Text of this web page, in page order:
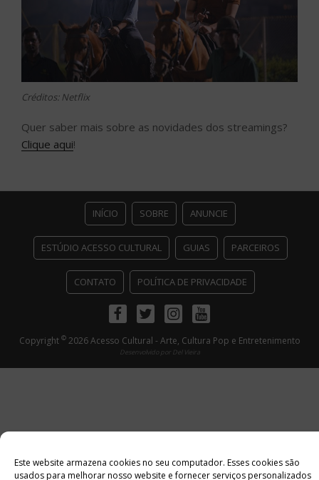
Este website armazena cookies no seu computador. Esses cookies são
usados ​​para melhorar nosso website e fornecer serviços personalizados
Créditos: Netflix
Quer saber mais sobre as novidades dos streamings?
Clique aqui!
INÍCIO SOBRE ANUNCIE
ESTÚDIO ACESSO CULTURAL GUIAS PARCEIROS
CONTATO POLÍTICA DE PRIVACIDADE
FacebookTwitterInstagramYoutube
Copyright ©2026 Acesso Cultural - Arte, Cultura Pop e Entretenimento
Desenvolvido por Del Vieira